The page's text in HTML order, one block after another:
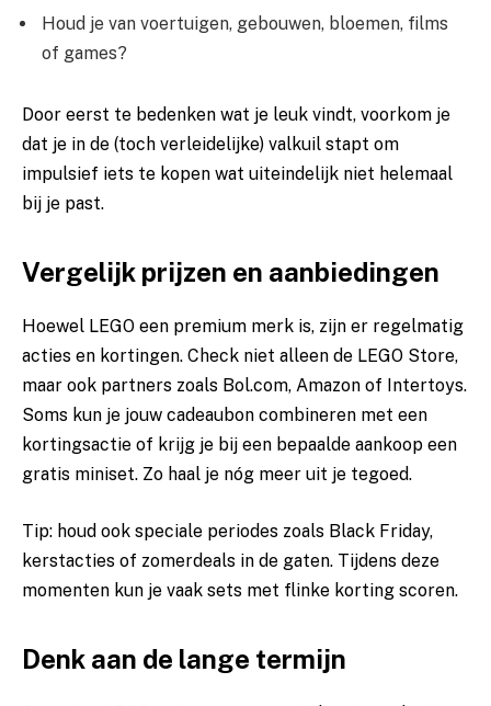
Houd je van voertuigen, gebouwen, bloemen, films
of games?
Door eerst te bedenken wat je leuk vindt, voorkom je
dat je in de (toch verleidelijke) valkuil stapt om
impulsief iets te kopen wat uiteindelijk niet helemaal
bij je past.
Vergelijk prijzen en aanbiedingen
Hoewel LEGO een premium merk is, zijn er regelmatig
acties en kortingen. Check niet alleen de LEGO Store,
maar ook partners zoals Bol.com, Amazon of Intertoys.
Soms kun je jouw cadeaubon combineren met een
kortingsactie of krijg je bij een bepaalde aankoop een
gratis miniset. Zo haal je nóg meer uit je tegoed.
Tip: houd ook speciale periodes zoals Black Friday,
kerstacties of zomerdeals in de gaten. Tijdens deze
momenten kun je vaak sets met flinke korting scoren.
Denk aan de lange termijn